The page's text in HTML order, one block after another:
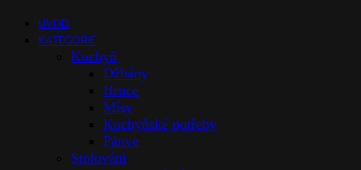
ÚVOD
KATEGORIE
Kuchyň
Džbány
Hrnce
Mísy
Kuchyňské potřeby
Pánve
Stolováni